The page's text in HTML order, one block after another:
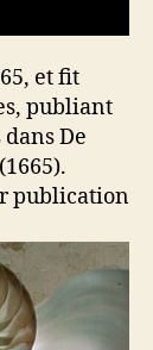
et fit
publiant
De
publication